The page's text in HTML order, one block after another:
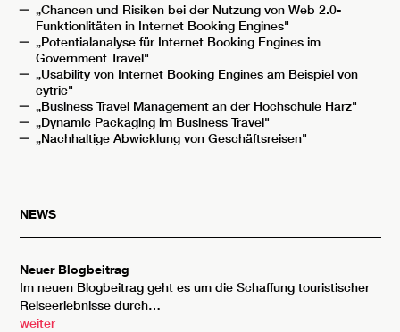
„Chancen und Risiken bei der Nutzung von Web 2.0-
Funktionlitäten in Internet Booking Engines"
„Potentialanalyse für Internet Booking Engines im
Government Travel"
„Usability von Internet Booking Engines am Beispiel von
cytric"
„Business Travel Management an der Hochschule Harz"
„Dynamic Packaging im Business Travel"
„Nachhaltige Abwicklung von Geschäftsreisen"
NEWS
Neuer Blogbeitrag
Im neuen Blogbeitrag geht es um die Schaffung touristischer
Reiseerlebnisse durch…
weiter